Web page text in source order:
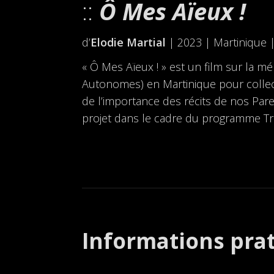
Ô Mes Aïeux !
d’Elodie Martial | 2023 | Martinique
« Ô Mes Aïeux ! » est un film sur la
Autonomes) en Martinique pour
de l’importance des récits de nos
projet dans le cadre du programme
Informations